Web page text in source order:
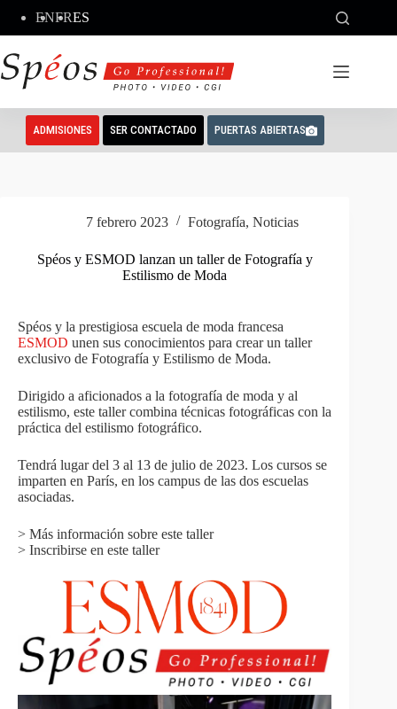
contenido
ENFRES
ADMISIONES SER CONTACTADO PUERTAS ABIERTAS
7 febrero 2023 Fotografía,Noticias
Spéos y ESMOD lanzan un taller de Fotografía y
Estilismo de Moda
Spéos y la prestigiosa escuela de moda francesa
ESMOD unen sus conocimientos para crear un taller
exclusivo de Fotografía y Estilismo de Moda.
Dirigido a aficionados a la fotografía de moda y al
estilismo, este taller combina técnicas fotográficas con la
práctica del estilismo fotográfico.
Tendrá lugar del 3 al 13 de julio de 2023. Los cursos se
imparten en París, en los campus de las dos escuelas
asociadas.
> Más información sobre este taller
> Inscribirse en este taller